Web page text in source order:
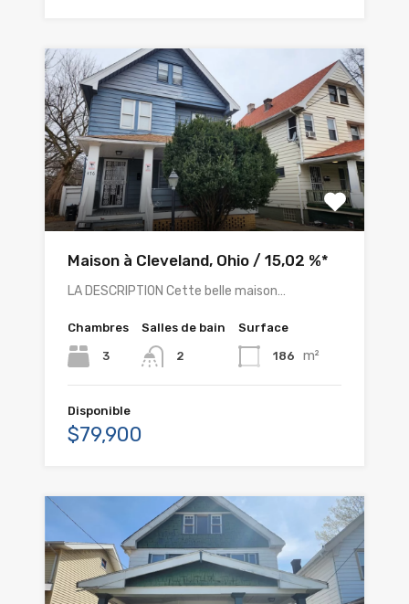
Maison à Cleveland, Ohio / 15,02 %*
LA DESCRIPTION Cette belle maison…
Chambres
3
Salles de bain
2
Surface
186 m²
Disponible
$79,900